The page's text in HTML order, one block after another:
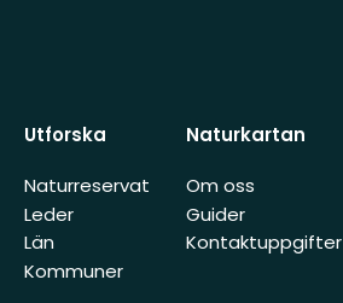
Utforska
Naturreservat
Leder
Län
Kommuner
Naturkartan
Om oss
Guider
Kontaktuppgifter